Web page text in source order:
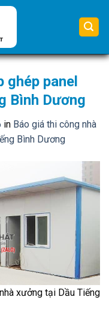
ghép panel
Bình Dương
in Báo giá thi công nhà
Bình Dương
xưởng tại Dầu Tiếng